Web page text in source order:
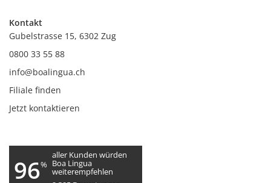
Kontakt
Gubelstrasse 15, 6302 Zug
0800 33 55 88
info@boalingua.ch
Filiale finden
Jetzt kontaktieren
96%
aller Kunden würden
Boa Lingua
weiterempfehlen